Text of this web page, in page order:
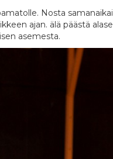
Nosta
ajan. älä päästä
asemesta.